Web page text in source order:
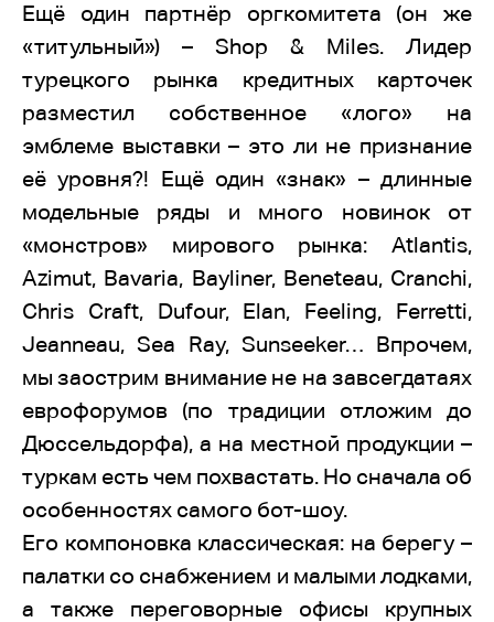
Ещё один партнёр оргкомитета (он же
«титульный») – Shop & Miles. Лидер
турецкого рынка кредитных карточек
разместил собственное «лого» на
эмблеме выставки – это ли не признание
её уровня?! Ещё один «знак» – длинные
модельные ряды и много новинок от
«монстров» мирового рынка: Atlantis,
Azimut, Bavaria, Bayliner, Beneteau, Cranchi,
Chris Craft, Dufour, Elan, Feeling, Ferretti,
Jeanneau, Sea Ray, Sunseeker… Впрочем,
мы заострим внимание не на завсегдатаях
еврофорумов (по традиции отложим до
Дюссельдорфа), а на местной продукции –
туркам есть чем похвастать. Но сначала об
особенностях самого бот-шоу.
Его компоновка классическая: на берегу –
палатки со снабжением и малыми лодками,
а также переговорные офисы крупных